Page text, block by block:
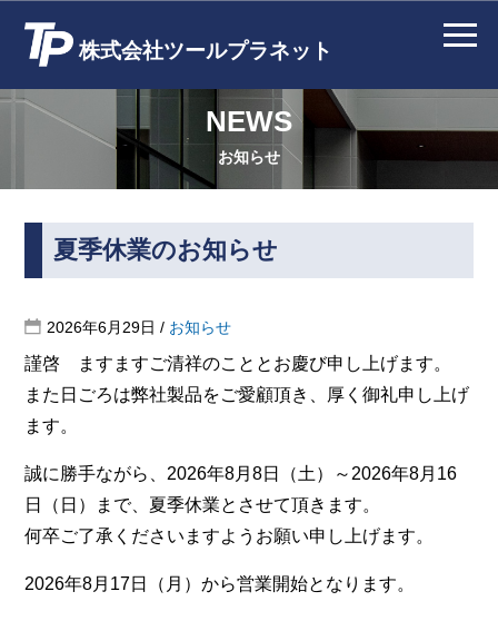
株式会社ツールプラネット
NEWS
お知らせ
夏季休業のお知らせ
2026年6月29日 / お知らせ
謹啓 ますますご清祥のこととお慶び申し上げます。
また日ごろは弊社製品をご愛顧頂き、厚く御礼申し上げ
ます。
誠に勝手ながら、2026年8月8日（土）～2026年8月16
日（日）まで、夏季休業とさせて頂きます。
何卒ご了承くださいますようお願い申し上げます。
2026年8月17日（月）から営業開始となります。